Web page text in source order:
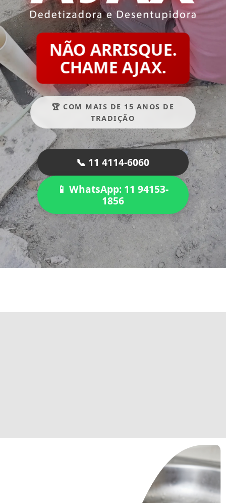
NÃO ARRISQUE.
CHAME AJAX.
🏆 COM MAIS DE 15 ANOS DE
TRADIÇÃO
📞 11 4114-6060
📱 WhatsApp: 11 94153-
1856